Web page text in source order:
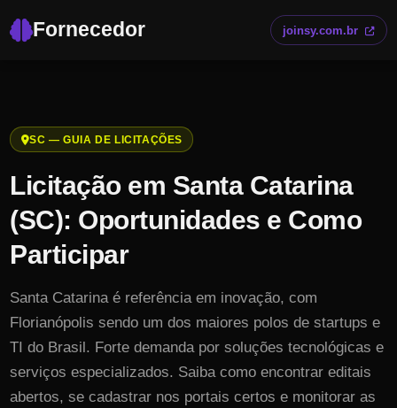
Fornecedor joinsy.com.br
SC — GUIA DE LICITAÇÕES
Licitação em Santa Catarina
(SC): Oportunidades e Como
Participar
Santa Catarina é referência em inovação, com
Florianópolis sendo um dos maiores polos de startups e
TI do Brasil. Forte demanda por soluções tecnológicas e
serviços especializados. Saiba como encontrar editais
abertos, se cadastrar nos portais certos e monitorar as